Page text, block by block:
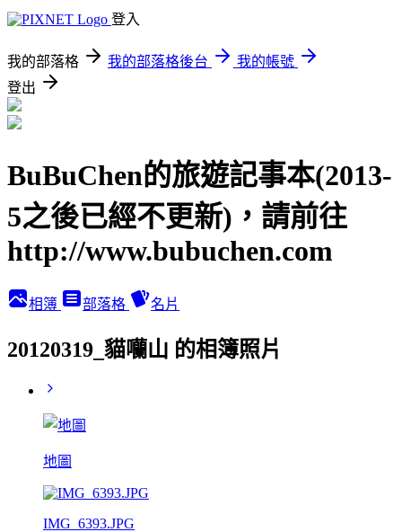
登入
我的部落格 我的部落格後台
我的帳號
登出
BuBuChen的旅遊記事本(2013-
5之後已經不更新)，請前往
http://www.bubuchen.com
相簿 部落格 名片
20120319_貓囒山 的相簿照片
地圖
IMG_6393.JPG